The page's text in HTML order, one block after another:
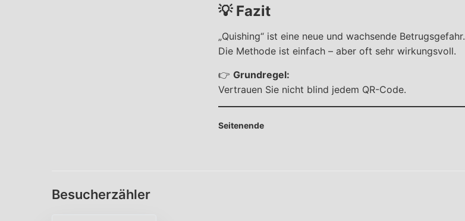
💡 Fazit
„Quishing“ ist eine neue und wachsende Betrugsgefahr.
Die Methode ist einfach – aber oft sehr wirkungsvoll.
👉 Grundregel:
Vertrauen Sie nicht blind jedem QR-Code.
Seitenende
Besucherzähler